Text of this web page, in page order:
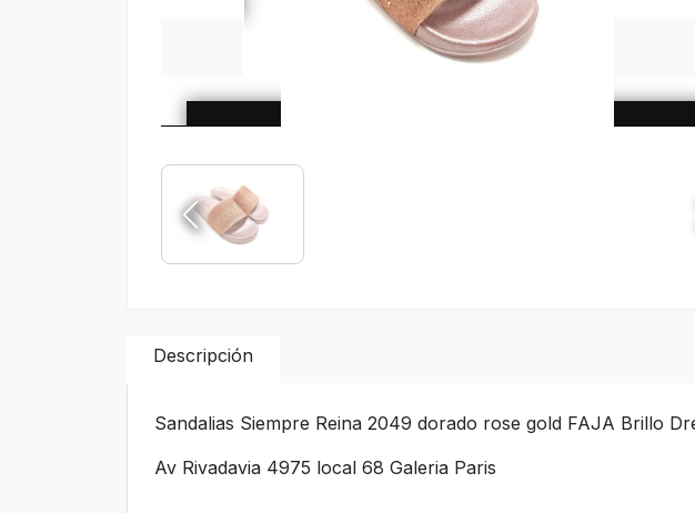
Descripción
Sandalias Siempre Reina 2049 dorado rose gold FAJA Brillo
Av Rivadavia 4975 local 68 Galeria Paris